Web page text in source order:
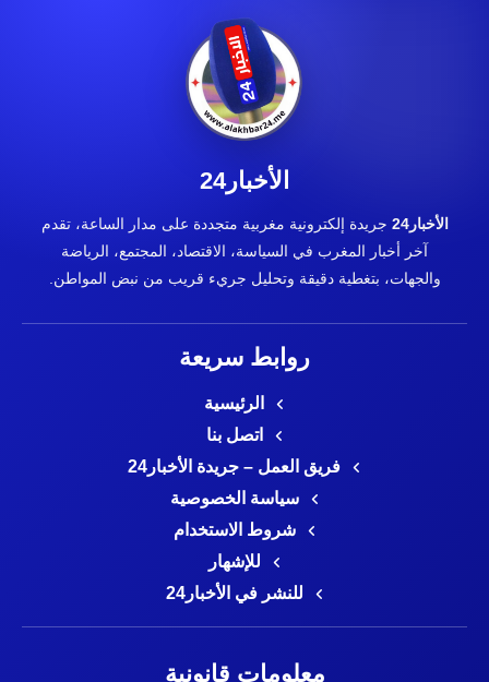
الأخبار24
الأخبار24
جريدة إلكترونية مغربية متجددة على مدار الساعة، تقدم
آخر أخبار المغرب في السياسة، الاقتصاد، المجتمع، الرياضة
والجهات، بتغطية دقيقة وتحليل جريء قريب من نبض المواطن.
روابط سريعة
الرئيسية
اتصل بنا
فريق العمل – جريدة الأخبار24
سياسة الخصوصية
شروط الاستخدام
للإشهار
للنشر في الأخبار24
معلومات قانونية